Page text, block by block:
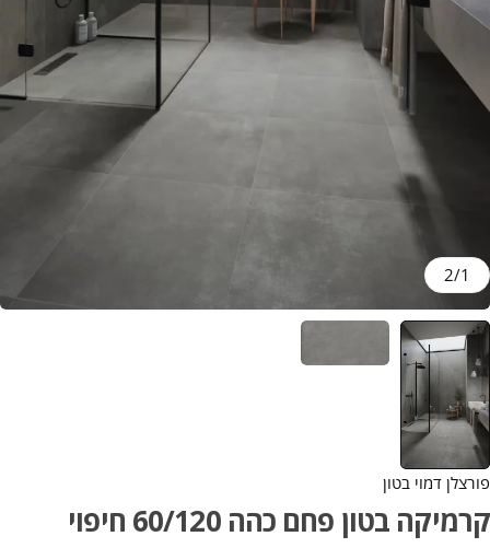
1
/
2
פורצלן דמוי בטון
קרמיקה בטון פחם כהה 60/120 חיפוי